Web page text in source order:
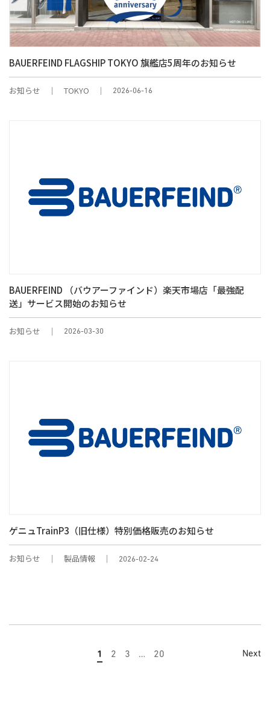
BAUERFEIND FLAGSHIP TOKYO 旗艦店5周年のお知らせ
お知らせ TOKYO 2026-06-16
BAUERFEIND （バウアーファインド）楽天市場店「最強配
送」サービス開始のお知らせ
お知らせ 2026-03-30
ゲニュTrainP3（旧仕様）特別価格販売のお知らせ
お知らせ 製品情報 2026-02-24
1 2 3 … 20 Next